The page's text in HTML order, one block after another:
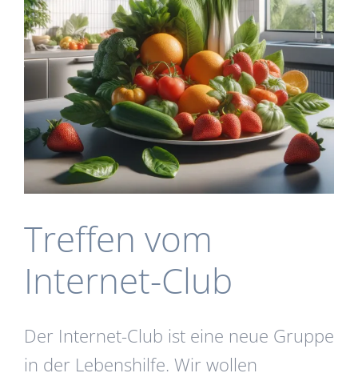
Treffen vom
Internet-Club
Der Internet-Club ist eine neue Gruppe
in der Lebenshilfe. Wir wollen